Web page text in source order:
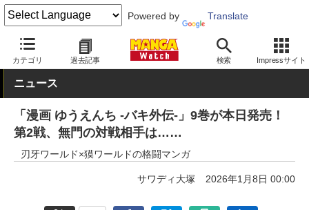
Powered by Translate
カテゴリ 過去記事 検索 Impressサイト
MANGA Watch 青年
ニュース
「漫画 ゆうえんち -バキ外伝-」9巻が本日発売！
第2戦、無門の対戦相手は……
刃牙ワールド×獏ワールドの格闘マンガ
サワディ大塚 2026年1月8日 00:00